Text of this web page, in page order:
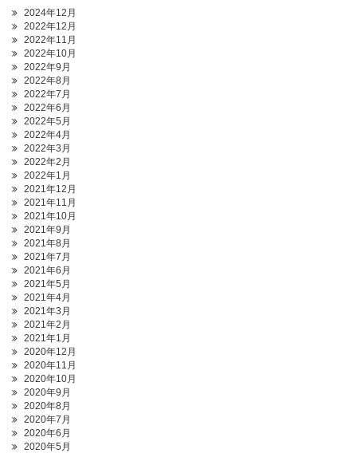
2024年12月
2022年12月
2022年11月
2022年10月
2022年9月
2022年8月
2022年7月
2022年6月
2022年5月
2022年4月
2022年3月
2022年2月
2022年1月
2021年12月
2021年11月
2021年10月
2021年9月
2021年8月
2021年7月
2021年6月
2021年5月
2021年4月
2021年3月
2021年2月
2021年1月
2020年12月
2020年11月
2020年10月
2020年9月
2020年8月
2020年7月
2020年6月
2020年5月